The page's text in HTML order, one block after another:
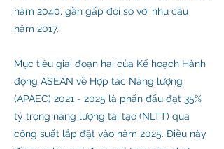
năm 2040, gần gấp đôi so với nhu cầu
năm 2017.
Mục tiêu giai đoạn hai của Kế hoạch Hành
động ASEAN về Hợp tác Năng lượng
(APAEC) 2021 - 2025 là phấn đấu đạt 35%
tỷ trọng năng lượng tái tạo (NLTT) qua
công suất lắp đặt vào năm 2025. Điều này